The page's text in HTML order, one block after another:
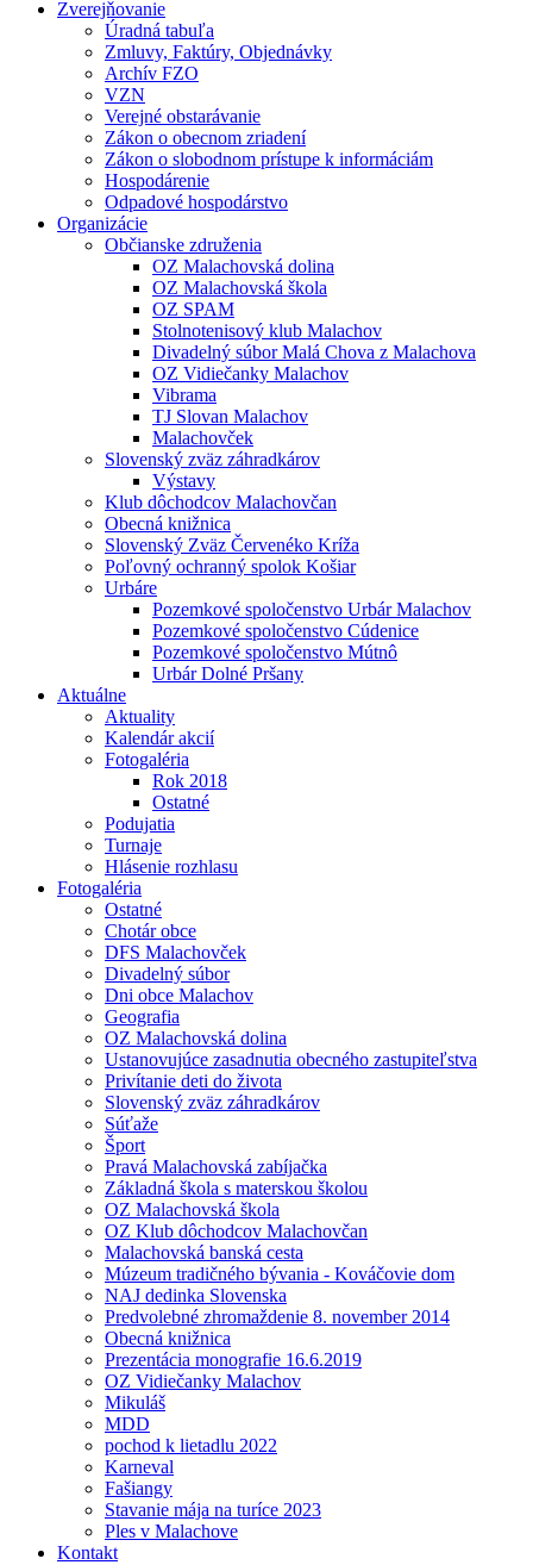
Zverejňovanie
Úradná tabuľa
Zmluvy, Faktúry, Objednávky
Archív FZO
VZN
Verejné obstarávanie
Zákon o obecnom zriadení
Zákon o slobodnom prístupe k informáciám
Hospodárenie
Odpadové hospodárstvo
Organizácie
Občianske združenia
OZ Malachovská dolina
OZ Malachovská škola
OZ SPAM
Stolnotenisový klub Malachov
Divadelný súbor Malá Chova z Malachova
OZ Vidiečanky Malachov
Vibrama
TJ Slovan Malachov
Malachovček
Slovenský zväz záhradkárov
Výstavy
Klub dôchodcov Malachovčan
Obecná knižnica
Slovenský Zväz Červenéko Kríža
Poľovný ochranný spolok Košiar
Urbáre
Pozemkové spoločenstvo Urbár Malachov
Pozemkové spoločenstvo Cúdenice
Pozemkové spoločenstvo Mútnô
Urbár Dolné Pršany
Aktuálne
Aktuality
Kalendár akcií
Fotogaléria
Rok 2018
Ostatné
Podujatia
Turnaje
Hlásenie rozhlasu
Fotogaléria
Ostatné
Chotár obce
DFS Malachovček
Divadelný súbor
Dni obce Malachov
Geografia
OZ Malachovská dolina
Ustanovujúce zasadnutia obecného zastupiteľstva
Privítanie deti do života
Slovenský zväz záhradkárov
Súťaže
Šport
Pravá Malachovská zabíjačka
Základná škola s materskou školou
OZ Malachovská škola
OZ Klub dôchodcov Malachovčan
Malachovská banská cesta
Múzeum tradičného bývania - Kováčovie dom
NAJ dedinka Slovenska
Predvolebné zhromaždenie 8. november 2014
Obecná knižnica
Prezentácia monografie 16.6.2019
OZ Vidiečanky Malachov
Mikuláš
MDD
pochod k lietadlu 2022
Karneval
Fašiangy
Stavanie mája na turíce 2023
Ples v Malachove
Kontakt